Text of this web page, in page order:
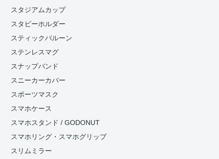
スタジアムカップ
スタビーホルダー
スティックバルーン
ステンレスマグ
スナップバンド
スニーカーカバー
スポーツマスク
スマホケース
スマホスタンド / GODONUT
スマホリング・スマホグリップ
スリムミラー